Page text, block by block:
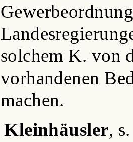
solchem K. von
vorhandenen
machen.
Kleinhäusler,